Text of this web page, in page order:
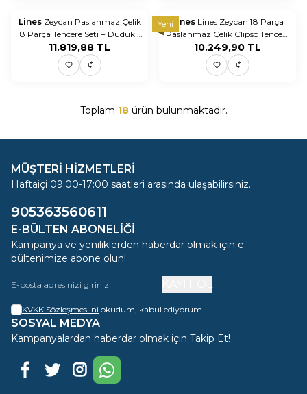
Lines Zeycan Paslanmaz Çelik
18 Parça Tencere Seti + Düdüklü
– Modern Mutfak Seti Gümüş
Kulp
11.819,88 TL
YeniLines Lines Zeycan 18 Parça
Paslanmaz Çelik Clipso Tencere
Çeyiz Seti- Gold
10.249,90 TL
Toplam 18ürün bulunmaktadır.
MÜŞTERİ HİZMETLERİ
Haftaiçi 09:00-17:00 saatleri arasında ulaşabilirsiniz.
905363560611
E-BÜLTEN ABONELIĞI
Kampanya ve yeniliklerden haberdar olmak için e-
bültenimize abone olun!
KVKK Sözleşmesi'ni okudum, kabul ediyorum.
SOSYAL MEDYA
Kampanyalardan haberdar olmak için Takip Et!
Facebook
Twitter InstagramWhatsApp